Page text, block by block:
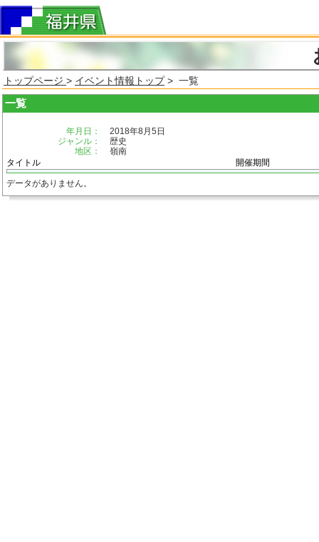
トップページ > イベント情報トップ> 一覧
一覧
年月日：
2018年8月5日
ジャンル：
歴史
地区：
嶺南
タイトル
開催期間
データがありません。